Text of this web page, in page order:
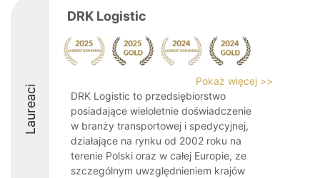
Laureaci
DRK Logistic
Pokaż więcej >>
DRK Logistic to przedsiębiorstwo
posiadające wieloletnie doświadczenie
w branży transportowej i spedycyjnej,
działające na rynku od 2002 roku na
terenie Polski oraz w całej Europie, ze
szczególnym uwzględnieniem krajów